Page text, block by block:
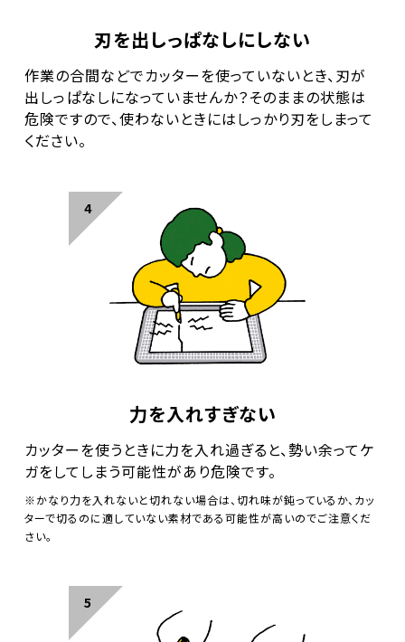
刃を出しっぱなしにしない
作業の合間などでカッターを使っていないとき、刃が
出しっぱなしになっていませんか？そのままの状態は
危険ですので、使わないときにはしっかり刃をしまって
ください。
力を入れすぎない
カッターを使うときに力を入れ過ぎると、勢い余ってケ
ガをしてしまう可能性があり危険です。
※かなり力を入れないと切れない場合は、切れ味が鈍っているか、カッ
ターで切るのに適していない素材である可能性が高いのでご注意くだ
さい。